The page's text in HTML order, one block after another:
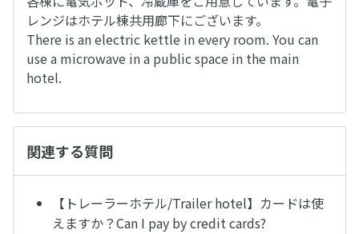
レンジはホテル棟共用廊下にございます。
There is an electric kettle in every room. You can
use a microwave in a public space in the main
hotel.
関連する質問
【トレーラーホテル/Trailer hotel】カードは使
えますか？Can I pay by credit cards?